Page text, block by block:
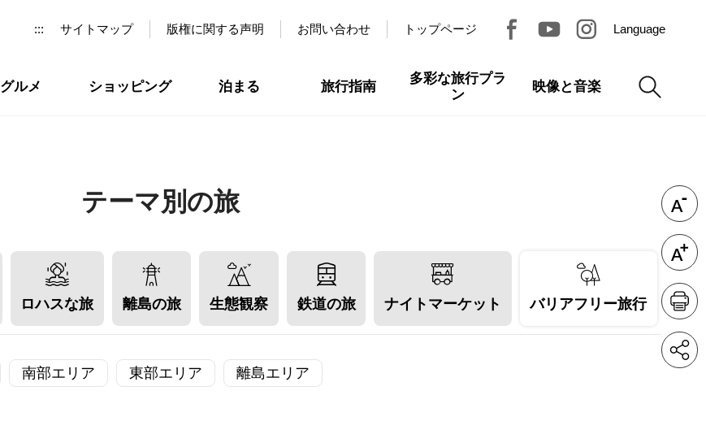
::: サイトマップ 版権に関する声明 お問い合わせ トップページ Language
グルメ ショッピング 泊まる 旅行指南
多彩な旅行プラ
ン
映像と音楽
テーマ別の旅
ロハスな旅 離島の旅 生態観察 鉄道の旅 ナイトマーケット バリアフリー旅行
南部エリア 東部エリア 離島エリア